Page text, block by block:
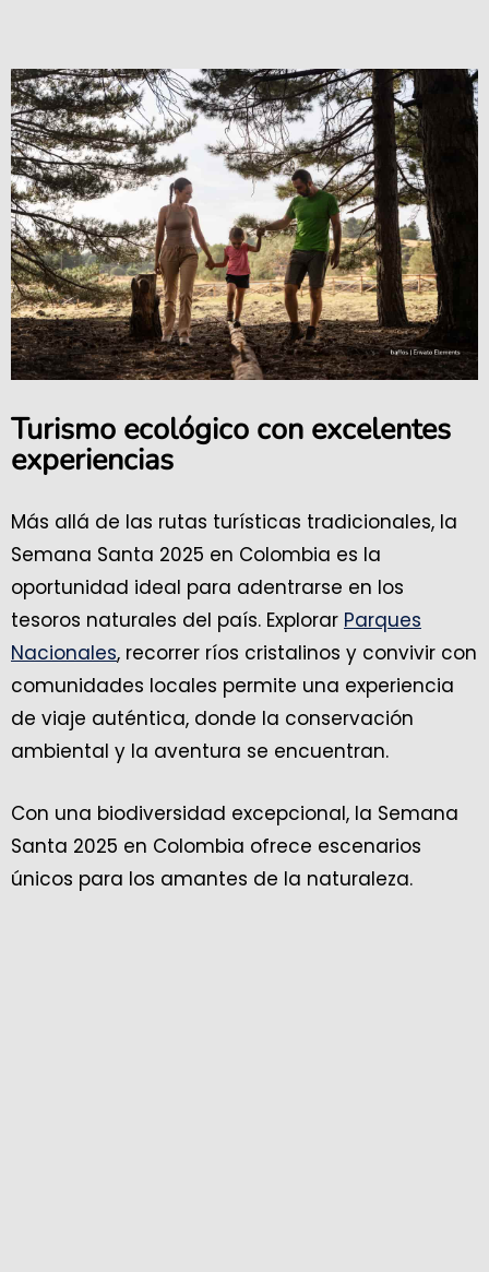
Turismo ecológico con excelentes
experiencias
Más allá de las rutas turísticas tradicionales, la
Semana Santa 2025 en Colombia es la
oportunidad ideal para adentrarse en los
tesoros naturales del país. Explorar Parques
Nacionales, recorrer ríos cristalinos y convivir con
comunidades locales permite una experiencia
de viaje auténtica, donde la conservación
ambiental y la aventura se encuentran.
Con una biodiversidad excepcional, la Semana
Santa 2025 en Colombia ofrece escenarios
únicos para los amantes de la naturaleza.